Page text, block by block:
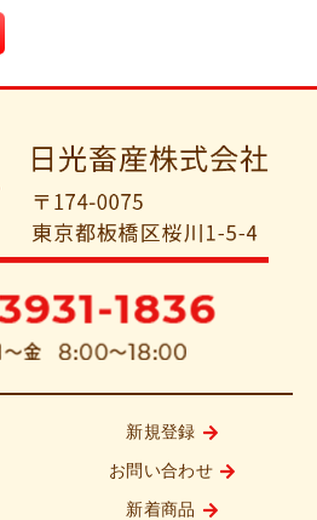
新規登録
お問い合わせ
新着商品